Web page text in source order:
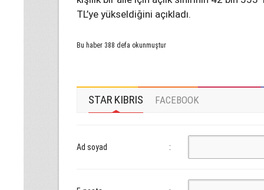
TL’ye yükseldiğini açıkladı.
Bu haber 388 defa okunmuştur
STAR KIBRIS FACEBOOK
Ad soyad :